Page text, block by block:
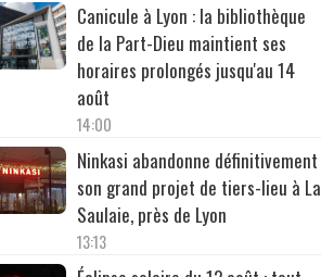
Canicule à Lyon : la bibliothèque
de la Part-Dieu maintient ses
horaires prolongés jusqu'au 14
août
14:00
Ninkasi abandonne définitivement
son grand projet de tiers-lieu à La
Saulaie, près de Lyon
13:13